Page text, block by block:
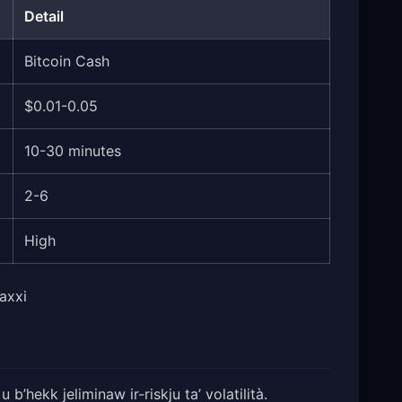
Detail
Bitcoin Cash
$0.01-0.05
10-30 minutes
2-6
High
b’hekk jeliminaw ir-riskju ta’ volatilità.